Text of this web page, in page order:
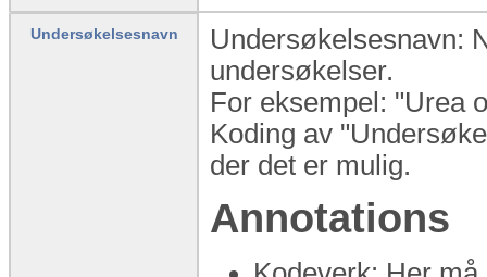
Undersøkelsesnavn
Undersøkelsesnavn:
undersøkelser.
For eksempel: "Urea
Koding av
der det er mulig.
Annotations